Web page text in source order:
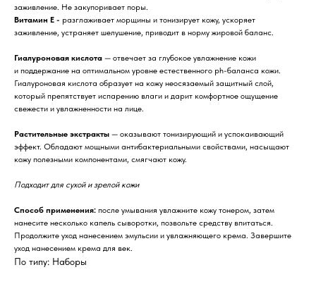
заживление. Не закупоривает поры.
Витамин Е - разглаживает морщины и тонизирует кожу, ускоряет
заживление, устраняет шелушение, приводит в норму жировой баланс.
Гиалуроновая кислота — отвечает за глубокое увлажнение кожи
и поддержание на оптимальном уровне естественного ph-баланса кожи.
Гиалуроновая кислота образует на кожу неосязаемый защитный слой,
который препятствует испарению влаги и дарит комфортное ощущение
свежести и увлажненности на лице.
Растительные экстракты — оказывают тонизирующий и успокаивающий
эффект. Обладают мощными антибактериальными свойствами, насыщают
кожу полезными компонентами, смягчают кожу.
Подходит для сухой и зрелой кожи
Способ применения: после умывания увлажните кожу тонером, затем
нанесите несколько капель сыворотки, позвольте средству впитаться.
Продолжите уход нанесением эмульсии и увлажняющего крема. Завершите
уход нанесением крема для век.
По типу: Наборы